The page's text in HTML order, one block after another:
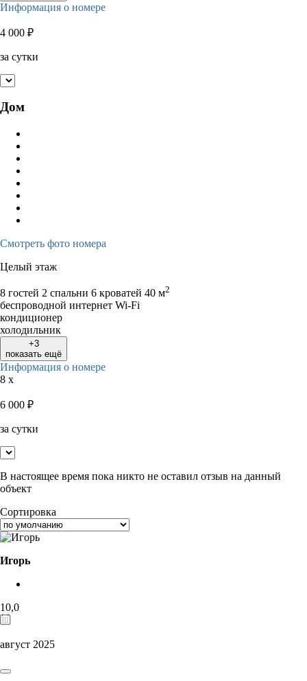
Информация о номере
4 000 ₽
за сутки
Дом
Смотреть фото номера
Целый этаж
8 гостей 2 спальни 6 кроватей 40 м2
беспроводной интернет Wi-Fi
кондиционер
холодильник
+3
показать ещё
Информация о номере
8 x
6 000 ₽
за сутки
В настоящее время пока никто не оставил отзыв на данный
объект
Сортировка
Игорь
10,0
август 2025